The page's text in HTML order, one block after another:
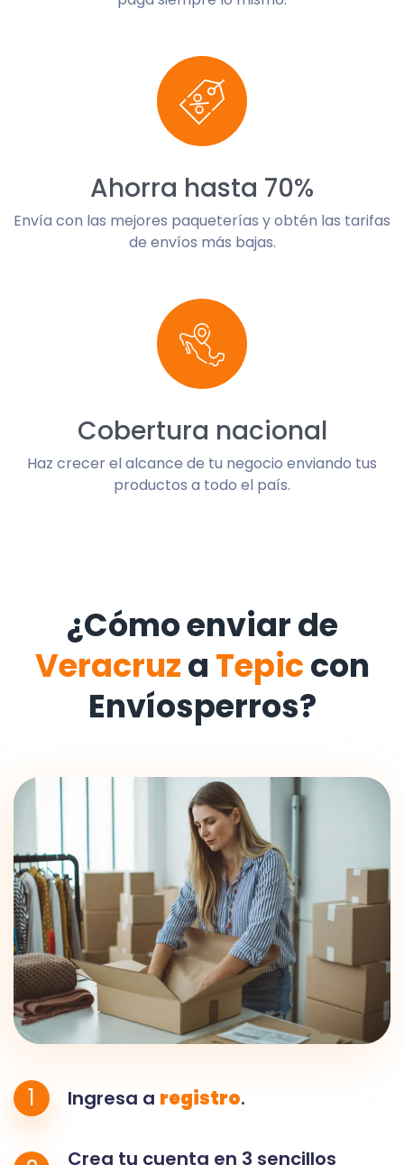
Ahorra hasta 70%
Envía con las mejores paqueterías y obtén las tarifas
de envíos más bajas.
Cobertura nacional
Haz crecer el alcance de tu negocio enviando tus
productos a todo el país.
¿Cómo enviar de
Veracruza Tepiccon
Envíosperros?
1 Ingresa a registro.
Crea tu cuenta en 3 sencillos